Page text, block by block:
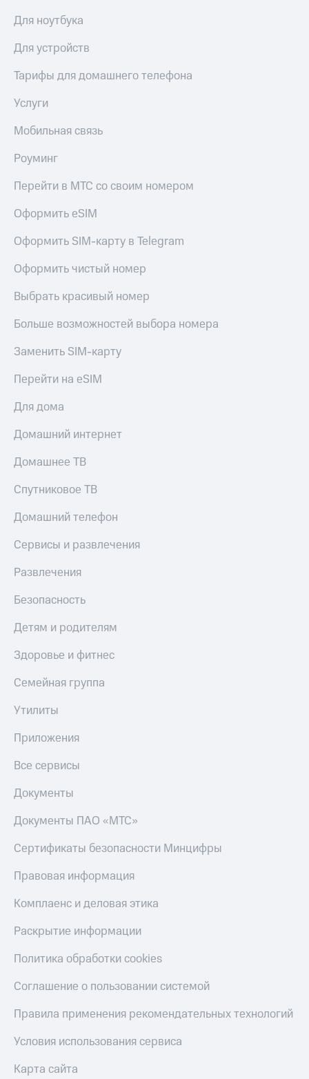
Для ноутбука
Для устройств
Тарифы для домашнего телефона
Услуги
Мобильная связь
Роуминг
Перейти в МТС со своим номером
Оформить eSIM
Оформить SIM-карту в Telegram
Оформить чистый номер
Выбрать красивый номер
Больше возможностей выбора номера
Заменить SIM-карту
Перейти на eSIM
Для дома
Домашний интернет
Домашнее ТВ
Спутниковое ТВ
Домашний телефон
Сервисы и развлечения
Развлечения
Безопасность
Детям и родителям
Здоровье и фитнес
Семейная группа
Утилиты
Приложения
Все сервисы
Документы
Документы ПАО «МТС»
Сертификаты безопасности Минцифры
Правовая информация
Комплаенс и деловая этика
Раскрытие информации
Политика обработки cookies
Соглашение о пользовании системой
Правила применения рекомендательных технологий
Условия использования сервиса
Карта сайта